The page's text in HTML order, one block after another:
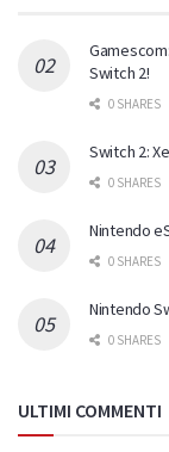
Switch 2!
0 SHARES
Switch 2:
0 SHARES
Nintendo
0 SHARES
Nintendo
0 SHARES
ULTIMI COMMENTI